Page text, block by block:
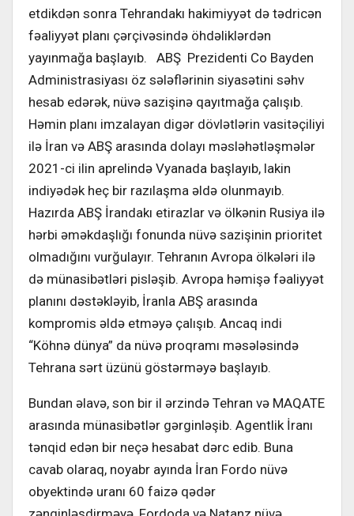
etdikdən sonra Tehrandakı hakimiyyət də tədricən
fəaliyyət planı çərçivəsində öhdəliklərdən
yayınmağa başlayıb. ABŞ Prezidenti Co Bayden
Administrasiyası öz sələflərinin siyasətini səhv
hesab edərək, nüvə sazişinə qayıtmağa çalışıb.
Həmin planı imzalayan digər dövlətlərin vasitəçiliyi
ilə İran və ABŞ arasında dolayı məsləhətləşmələr
2021-ci ilin aprelində Vyanada başlayıb, lakin
indiyədək heç bir razılaşma əldə olunmayıb.
Hazırda ABŞ İrandakı etirazlar və ölkənin Rusiya ilə
hərbi əməkdaşlığı fonunda nüvə sazişinin prioritet
olmadığını vurğulayır. Tehranın Avropa ölkələri ilə
də münasibətləri pisləşib. Avropa həmişə fəaliyyət
planını dəstəkləyib, İranla ABŞ arasında
kompromis əldə etməyə çalışıb. Ancaq indi
“Köhnə dünya” da nüvə proqramı məsələsində
Tehrana sərt üzünü göstərməyə başlayıb.
Bundan əlavə, son bir il ərzində Tehran və MAQATE
arasında münasibətlər gərginləşib. Agentlik İranı
tənqid edən bir neçə hesabat dərc edib. Buna
cavab olaraq, noyabr ayında İran Fordo nüvə
obyektində uranı 60 faizə qədər